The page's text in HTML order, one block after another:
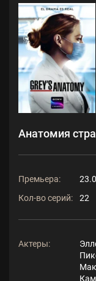
Анатомия
Премьера:
Кол-во серий:
22
Актеры: